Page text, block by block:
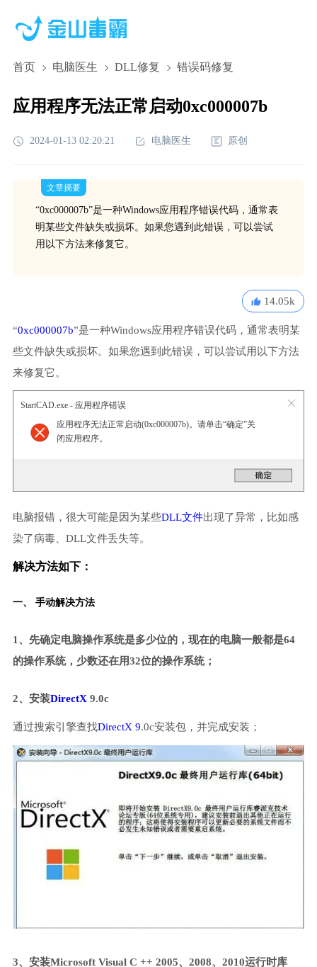
首页 电脑医生 DLL修复 错误码修复
应用程序无法正常启动0xc000007b
2024-01-13 02:20:21 电脑医生 原创
文章摘要
“0xc000007b”是一种Windows应用程序错误代码，通常表
明某些文件缺失或损坏。如果您遇到此错误，可以尝试
用以下方法来修复它。
14.05k
“0xc000007b”是一种Windows应用程序错误代码，通常表明某
些文件缺失或损坏。如果您遇到此错误，可以尝试用以下方法
来修复它。
StartCAD.exe - 应用程序错误
应用程序无法正常启动(0xc000007b)。请单击“确定”关
闭应用程序。
电脑报错，很大可能是因为某些DLL文件出现了异常，比如感
染了病毒、DLL文件丢失等。
解决方法如下：
一、 手动解决方法
1、先确定电脑操作系统是多少位的，现在的电脑一般都是64
的操作系统，少数还在用32位的操作系统；
2、安装DirectX 9.0c
通过搜索引擎查找DirectX 9.0c安装包，并完成安装；
3、安装Microsoft Visual C ++ 2005、2008、2010运行时库